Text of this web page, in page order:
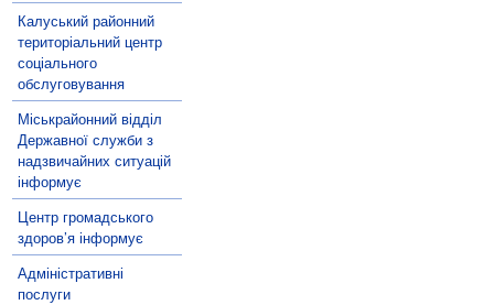
Калуський районний
територіальний центр
соціального
обслуговування
Міськрайонний відділ
Державної служби з
надзвичайних ситуацій
інформує
Центр громадського
здоров’я інформує
Адміністративні
послуги